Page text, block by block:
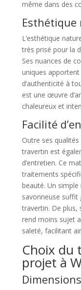
même dans des
L’esthétique
très prisé pour la
Ses nuances de
uniques apportent
d’authenticité à
est une œuvre
chaleureux et
Facilité
Outre ses
travertin est
d’entretien. Ce
traitements
beauté. Un simple
savonneuse suffit
travertin. De plus,
rend moins sujet
saleté, facilitant
Choix du
projet à